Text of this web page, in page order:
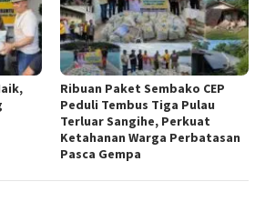
Ribuan Paket Sembako CEP
Peduli Tembus Tiga Pulau
Terluar Sangihe, Perkuat
Ketahanan Warga Perbatasan
Pasca Gempa